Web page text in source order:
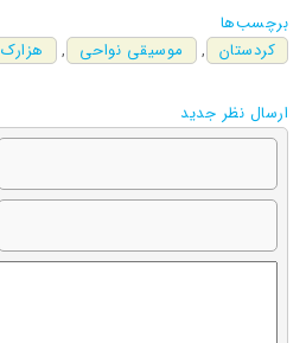
برچسب‌ها
کردستان
, موسیقی نواحی , هزارک
ارسال نظر جدید